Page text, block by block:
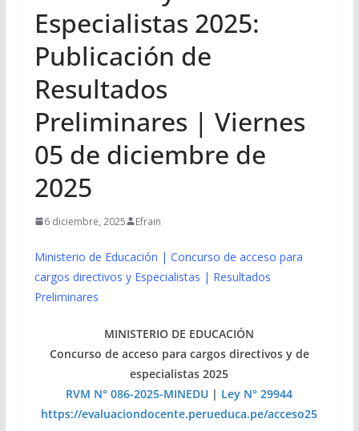
Especialistas 2025:
Publicación de
Resultados
Preliminares | Viernes
05 de diciembre de
2025
6 diciembre, 2025 Efrain
Ministerio de Educación | Concurso de acceso para
cargos directivos y Especialistas | Resultados
Preliminares
MINISTERIO DE EDUCACIÓN
Concurso de acceso para cargos directivos y de
especialistas 2025
RVM N° 086-2025-MINEDU | Ley N° 29944
https://evaluaciondocente.perueduca.pe/acceso25